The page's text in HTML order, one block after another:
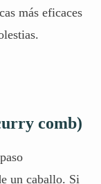
más eficaces
comb)
un caballo. Si